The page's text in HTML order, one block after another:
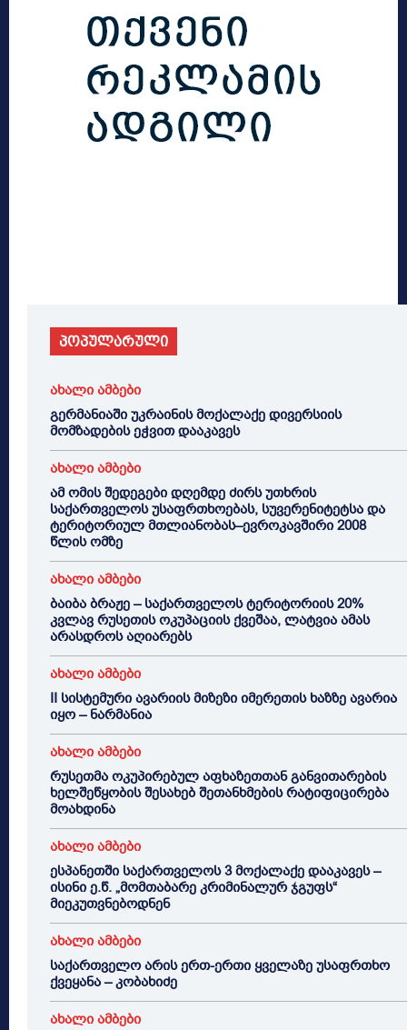
პოპულარული
ახალი ამბები
გერმანიაში უკრაინის მოქალაქე დივერსიის
მომზადების ეჭვით დააკავეს
ახალი ამბები
ამ ომის შედეგები დღემდე ძირს უთხრის
საქართველოს უსაფრთხოებას, სუვერენიტეტსა და
ტერიტორიულ მთლიანობას–ევროკავშირი 2008
წლის ომზე
ახალი ამბები
ბაიბა ბრაჟე – საქართველოს ტერიტორიის 20%
კვლავ რუსეთის ოკუპაციის ქვეშაა, ლატვია ამას
არასდროს აღიარებს
ახალი ამბები
II სისტემური ავარიის მიზეზი იმერეთის ხაზზე ავარია
იყო – ნარმანია
ახალი ამბები
რუსეთმა ოკუპირებულ აფხაზეთთან განვითარების
ხელშეწყობის შესახებ შეთანხმების რატიფიცირება
მოახდინა
ახალი ამბები
ესპანეთში საქართველოს 3 მოქალაქე დააკავეს –
ისინი ე.წ. „მომთაბარე კრიმინალურ ჯგუფს“
მიეკუთვნებოდნენ
ახალი ამბები
საქართველო არის ერთ-ერთი ყველაზე უსაფრთხო
ქვეყანა – კობახიძე
ახალი ამბები